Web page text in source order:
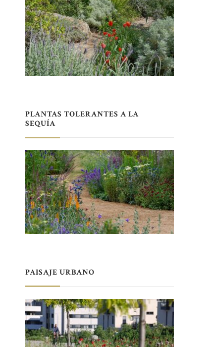
PLANTAS TOLERANTES A LA
SEQUÍA
PAISAJE URBANO